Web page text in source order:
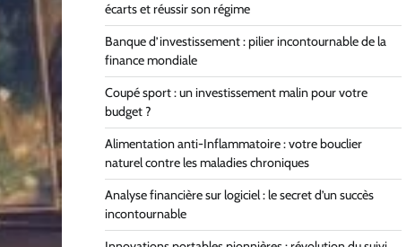
écarts et réussir son régime
Banque d’investissement : pilier incontournable de la
finance mondiale
Coupé sport : un investissement malin pour votre
budget ?
Alimentation anti-Inflammatoire : votre bouclier
naturel contre les maladies chroniques
Analyse financière sur logiciel : le secret d’un succès
incontournable